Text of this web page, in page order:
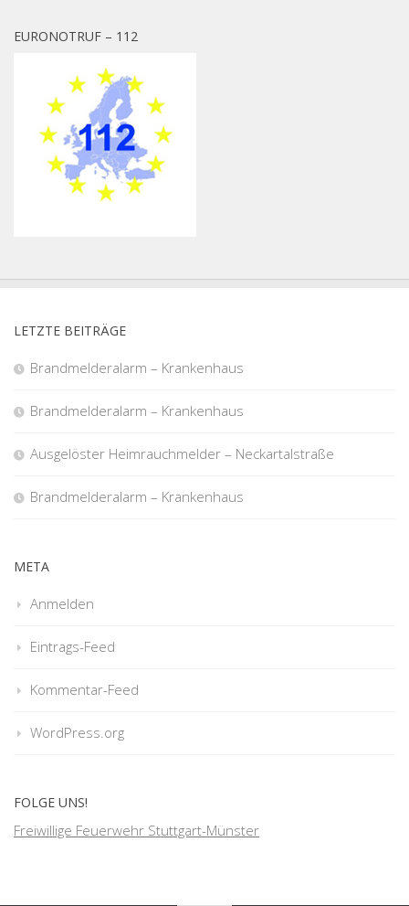
EURONOTRUF – 112
LETZTE BEITRÄGE
Brandmelderalarm – Krankenhaus
Brandmelderalarm – Krankenhaus
Ausgelöster Heimrauchmelder – Neckartalstraße
Brandmelderalarm – Krankenhaus
META
Anmelden
Eintrags-Feed
Kommentar-Feed
WordPress.org
FOLGE UNS!
Freiwillige Feuerwehr Stuttgart-Münster